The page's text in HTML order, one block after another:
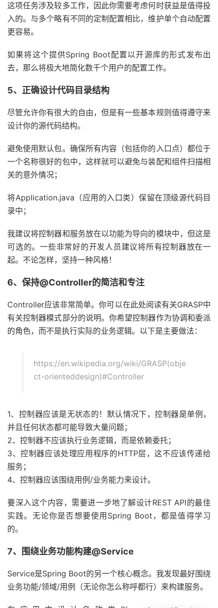
这项任务涉及较多工作，因此你需要考虑何时获益是值得投
入的。与多个略有不同的定制配置相比，维护单个自动配置
更容易。
如果将这个提供Spring Boot配置以开源库的形式发布出
去，那么将极大地简化数千个用户的配置工作。
5、正确设计代码目录结构
尽管允许你有很大的自由，但是有一些基本规则值得遵守来
设计你的源代码结构。
避免使用默认包。确保所有内容（包括你的入口点）都位于
一个名称很好的包中，这样就可以避免与装配和组件扫描相
关的意外情况；
将Application.java（应用的入口类）保留在顶级源代码目
录中；
我建议将控制器和服务放在以功能为导向的模块中，但这是
可选的。一些非常好的开发人员建议将所有控制器放在一
起。不论怎样，坚持一种风格！
6、保持@Controller的简洁和专注
Controller应该非常简单。你可以在此处阅读有关GRASP中
有关控制器模式部分的说明。你希望控制器作为协调和委派
的角色，而不是执行实际的业务逻辑。以下是主要做法：
https://en.wikipedia.org/wiki/GRASP(obje
ct-orienteddesign)#Controller
1、控制器应该是无状态的！默认情况下，控制器是单例，
并且任何状态都可能导致大量问题；
2、控制器不应该执行业务逻辑，而是依赖委托；
3、控制器应该处理应用程序的HTTP层，这不应该传递给
服务；
4、控制器应该围绕用例/业务能力来设计。
要深入这个内容，需要进一步地了解设计REST API的最佳
实践。无论你是否想要使用Spring Boot，都是值得学习
的。
7、围绕业务功能构建@Service
Service是Spring Boot的另一个核心概念。我发现最好围绕
业务功能/领域/用例（无论你怎么称呼都行）来构建服务。